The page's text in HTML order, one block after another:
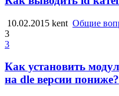
10.02.2015 kent Общие
3
3
Как установить
на dle версии пониже?